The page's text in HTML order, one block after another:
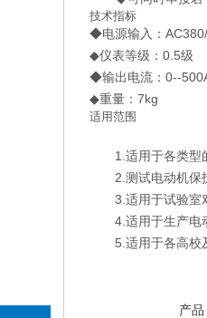
技术指标
◆电源输入：
◆仪表等级：0.5级
◆输出电流：0--
◆重量：7kg
适用范围
1.适用于各类型的
2.测试电动机保护
3.适用于试验室
4.适用于生产电动
5.适用于各高校
产品